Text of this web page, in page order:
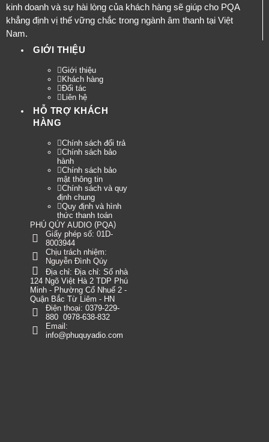
kinh doanh và sự hài lòng của khách hàng sẽ giúp cho PQA
khẳng định vị thế vững chắc trong ngành âm thanh tại Việt
Nam.
GIỚI THIỆU
Giới thiệu
Khách hàng
Đối tác
Liên hệ
HỖ TRỢ KHÁCH
HÀNG
Chính sách đổi trả
Chính sách bảo
hành
Chính sách bảo
mật thông tin
Chính sách và quy
định chung
Quy định và hình
thức thanh toán
PHÚ QÚY AUDIO (PQA)
Giấy phép số: 01D-
8003944
Chịu trách nhiệm:
Nguyễn Đình Qúy
Địa chỉ: Địa chỉ: Số nhà
124 Ngõ Việt Hà 2 TDP Phú
Minh - Phường Cổ Nhuế 2 -
Quận Bắc Từ Liêm - HN
Điện thoại: 0379-229-
880 0978-638-832
Email:
info@phuquyadio.com